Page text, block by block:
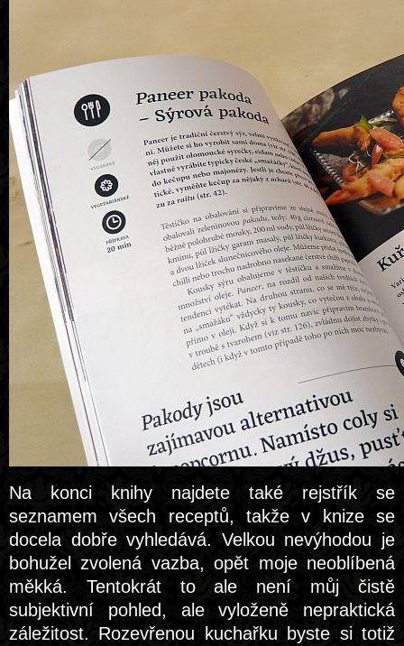
Na konci knihy najdete také rejstřík se
seznamem všech receptů, takže v knize se
docela dobře vyhledává. Velkou nevýhodou je
bohužel zvolená vazba, opět moje neoblíbená
měkká. Tentokrát to ale není můj čistě
subjektivní pohled, ale vyloženě nepraktická
záležitost. Rozevřenou kuchařku byste si totiž